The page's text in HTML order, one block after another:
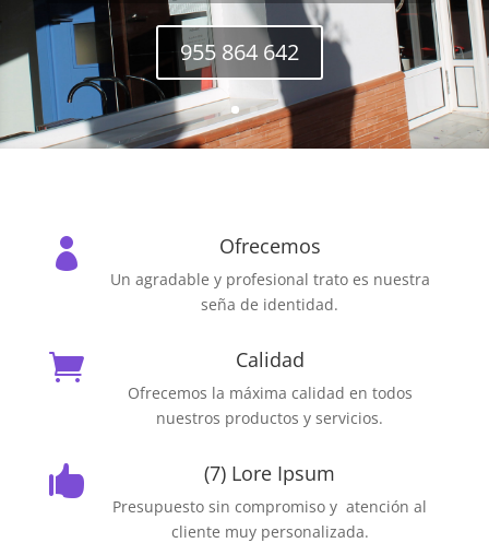
955 864 642
 Ofrecemos
Un agradable y profesional trato es nuestra
seña de identidad.
 Calidad
Ofrecemos la máxima calidad en todos
nuestros productos y servicios.
 (7) Lore Ipsum
Presupuesto sin compromiso y atención al
cliente muy personalizada.